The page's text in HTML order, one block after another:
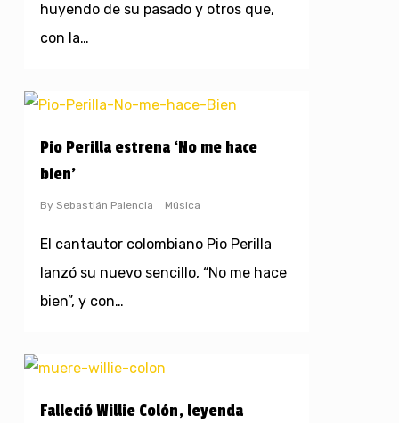
huyendo de su pasado y otros que,
con la…
Pio Perilla estrena ‘No me hace
bien’
By Sebastián Palencia Música
El cantautor colombiano Pio Perilla
lanzó su nuevo sencillo, “No me hace
bien”, y con…
Falleció Willie Colón, leyenda